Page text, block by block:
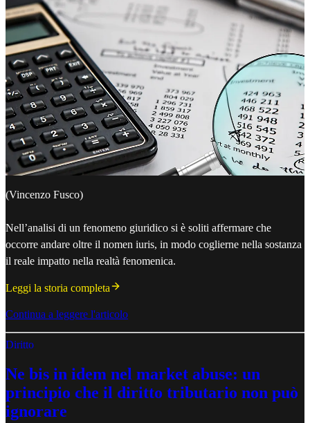
(Vincenzo Fusco)
Nell’analisi di un fenomeno giuridico si è soliti affermare che
occorre andare oltre il nomen iuris, in modo coglierne nella sostanza
il reale impatto nella realtà fenomenica.
Leggi la storia completa
Continua a leggere l'articolo
Diritto
Ne bis in idem nel market abuse: un
principio che il diritto tributario non può
ignorare